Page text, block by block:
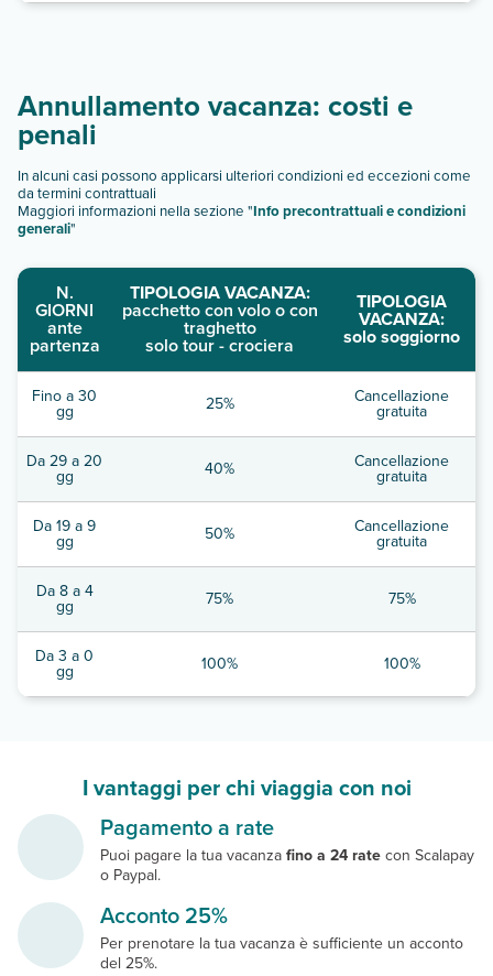
Annullamento vacanza: costi e
penali
In alcuni casi possono applicarsi ulteriori condizioni ed eccezioni come
da termini contrattuali
Maggiori informazioni nella sezione "Info precontrattuali e condizioni
generali"
N.
GIORNI
ante
partenza
TIPOLOGIA VACANZA:
pacchetto con volo o con
traghetto
solo tour - crociera
TIPOLOGIA
VACANZA:
solo soggiorno
Fino a 30
gg 25% Cancellazione
gratuita
Da 29 a 20
gg 40% Cancellazione
gratuita
Da 19 a 9
gg 50% Cancellazione
gratuita
Da 8 a 4
gg 75% 75%
Da 3 a 0
gg 100% 100%
I vantaggi per chi viaggia con noi
Pagamento a rate
Puoi pagare la tua vacanzafino a 24 ratecon Scalapay
o Paypal.
Acconto 25%
Per prenotare la tua vacanza è sufficiente un acconto
del 25%.